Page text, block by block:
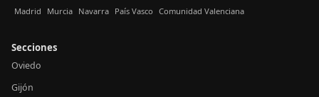
Madrid Murcia Navarra País Vasco Comunidad Valenciana
Secciones
Oviedo
Gijón